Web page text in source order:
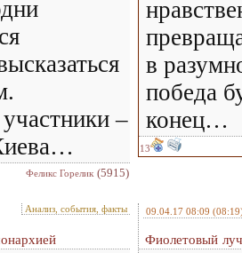
–
Феликс Горелик (5915)
в
победа
конец…
13
Анализ, события, факты 09.04.17 08:09
Фиолетовый луч